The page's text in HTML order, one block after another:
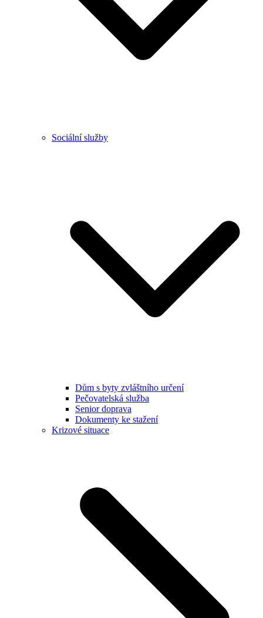
Sociální služby
Dům s byty zvláštního určení
Pečovatelská služba
Senior doprava
Dokumenty ke stažení
Krizové situace